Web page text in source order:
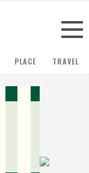
PLACE TRAVEL